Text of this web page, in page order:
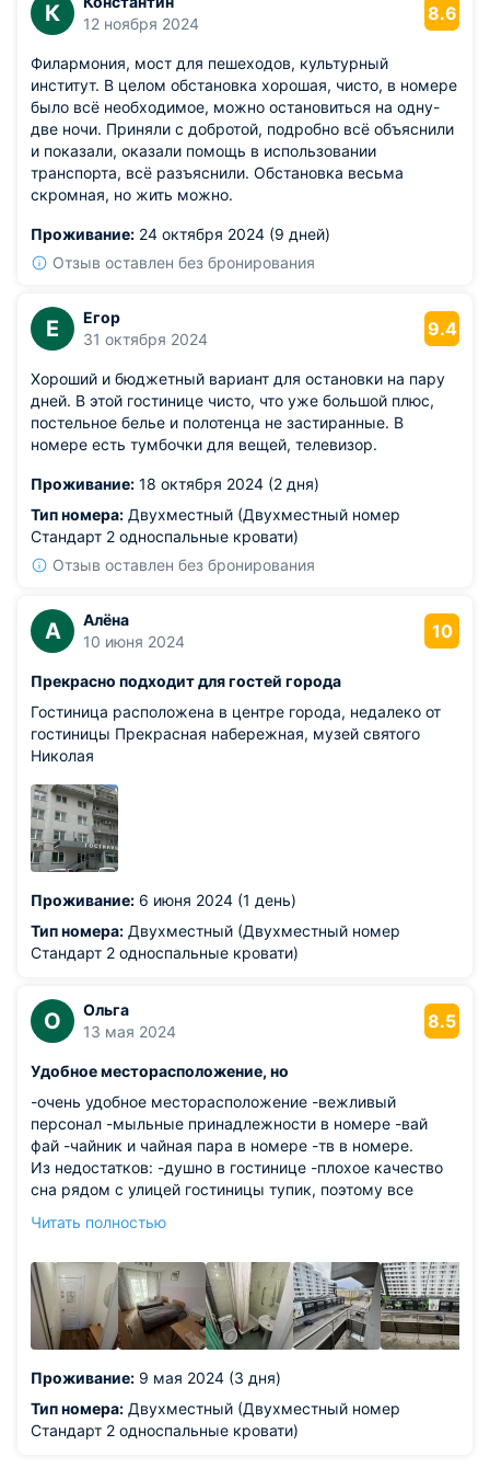
К
12 ноября 2024
8.6
Филармония, мост для пешеходов, культурный
институт. В целом обстановка хорошая, чисто, в номере
было всё необходимое, можно остановиться на одну-
две ночи. Приняли с добротой, подробно всё объяснили
и показали, оказали помощь в использовании
транспорта, всё разъяснили. Обстановка весьма
скромная, но жить можно.
Проживание: 24 октября 2024 (9 дней)
Отзыв оставлен без бронирования
Е
Егор
31 октября 2024
9.4
Хороший и бюджетный вариант для остановки на пару
дней. В этой гостинице чисто, что уже большой плюс,
постельное белье и полотенца не застиранные. В
номере есть тумбочки для вещей, телевизор.
Проживание: 18 октября 2024 (2 дня)
Тип номера: Двухместный (Двухместный номер
Стандарт 2 односпальные кровати)
Отзыв оставлен без бронирования
А
Алёна
10 июня 2024
10
Прекрасно подходит для гостей города
Гостиница расположена в центре города, недалеко от
гостиницы Прекрасная набережная, музей святого
Николая
Проживание: 6 июня 2024 (1 день)
Тип номера: Двухместный (Двухместный номер
Стандарт 2 односпальные кровати)
О
Ольга
13 мая 2024
8.5
Удобное месторасположение, но
-очень удобное месторасположение -вежливый
персонал -мыльные принадлежности в номере -вай
фай -чайник и чайная пара в номере -тв в номере.
Из недостатков: -душно в гостинице -плохое качество
сна рядом с улицей гостиницы тупик, поэтому все
нашими окнами. Вариант закрыть балкон не
либо спать в берушах, либо с закрытым окном
-промятые матрасы пришлось подстелить одеяло, т.к.
матрасы были продавлены и спать было неудобно. В
целом, из-за этих минусов теперь будем думать
сожалению, каждую ночь мы просыпались из-за шума
на улице. Возможно беруши помогли бы сгладить
ситуацию.
Читать полностью
Проживание: 9 мая 2024 (3 дня)
Тип номера: Двухместный (Двухместный номер
Стандарт 2 односпальные кровати)